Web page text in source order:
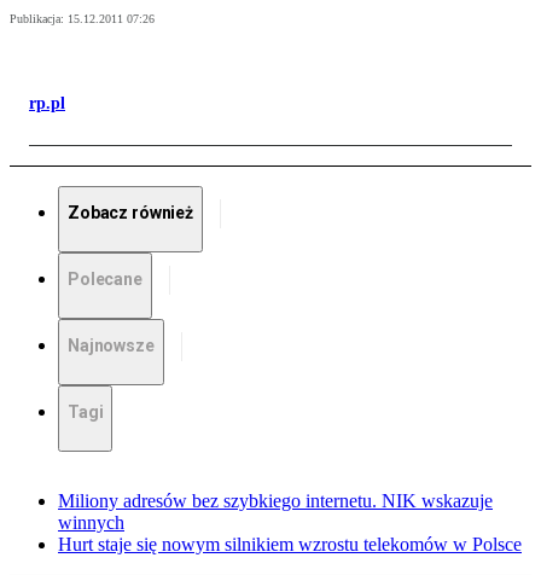
Publikacja: 15.12.2011 07:26
rp.pl
Zobacz również
Polecane
Najnowsze
Tagi
Miliony adresów bez szybkiego internetu. NIK wskazuje
winnych
Hurt staje się nowym silnikiem wzrostu telekomów w Polsce